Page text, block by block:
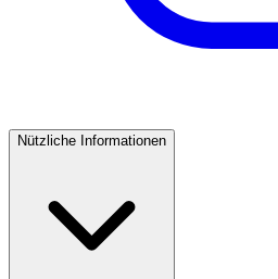
Nützliche Informationen